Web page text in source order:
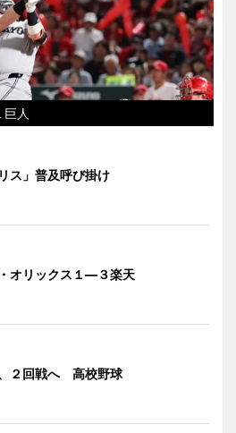
人
ス」普及呼び掛け
オリックス１―３楽天
２回戦へ 高校野球